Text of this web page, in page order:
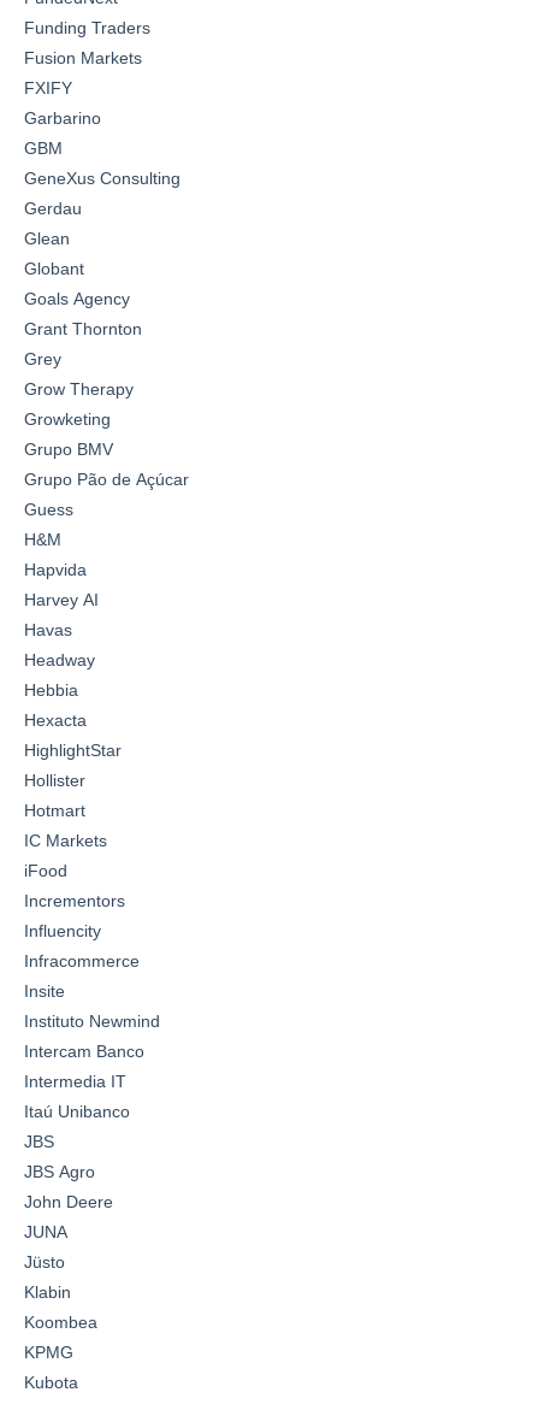
Funding Traders
Fusion Markets
FXIFY
Garbarino
GBM
GeneXus Consulting
Gerdau
Glean
Globant
Goals Agency
Grant Thornton
Grey
Grow Therapy
Growketing
Grupo BMV
Grupo Pão de Açúcar
Guess
H&M
Hapvida
Harvey AI
Havas
Headway
Hebbia
Hexacta
HighlightStar
Hollister
Hotmart
IC Markets
iFood
Incrementors
Influencity
Infracommerce
Insite
Instituto Newmind
Intercam Banco
Intermedia IT
Itaú Unibanco
JBS
JBS Agro
John Deere
JUNA
Jüsto
Klabin
Koombea
KPMG
Kubota